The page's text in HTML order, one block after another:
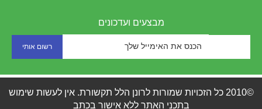
מבצעים ועדכונים
©2010 כל הזכויות שמורות לרונן הלל תקשורת. אין לעשות שימוש
בתכני האתר ללא אישור בכתב